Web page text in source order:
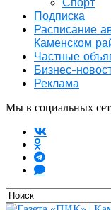
Подписка
Расписание
Каменском
Частные
Бизнес-
Реклама
Мы в социальных